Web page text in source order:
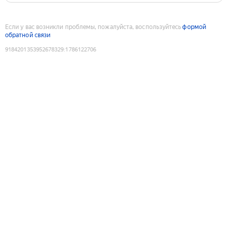
Если у вас возникли проблемы, пожалуйста, воспользуйтесьформой
обратной связи
9184201353952678329:1786122706